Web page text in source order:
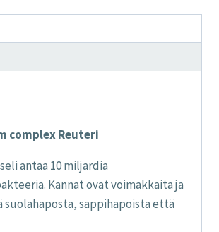
complex Reuteri
antaa 10 miljardia
Kannat ovat voimakkaita ja
suolahaposta, sappihapoista että